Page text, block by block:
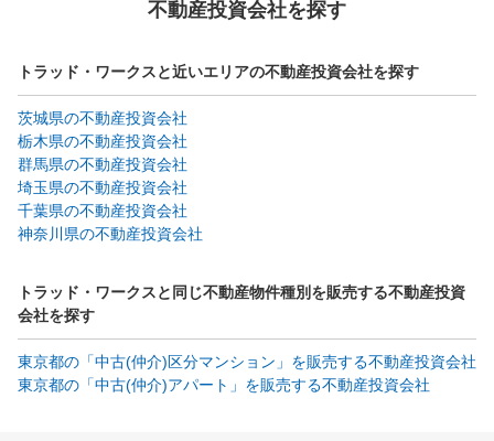
不動産投資会社を探す
トラッド・ワークスと近いエリアの不動産投資会社を探す
茨城県の不動産投資会社
栃木県の不動産投資会社
群馬県の不動産投資会社
埼玉県の不動産投資会社
千葉県の不動産投資会社
神奈川県の不動産投資会社
トラッド・ワークスと同じ不動産物件種別を販売する不動産投資
会社を探す
東京都の「中古(仲介)区分マンション」を販売する不動産投資会社
東京都の「中古(仲介)アパート」を販売する不動産投資会社